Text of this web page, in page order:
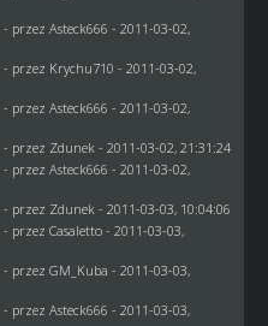
- przez Asteck666 - 2011-03-02,
- przez Krychu710 - 2011-03-02,
- przez Asteck666 - 2011-03-02,
- przez Zdunek - 2011-03-02, 21:31:24
- przez Asteck666 - 2011-03-02,
- przez Zdunek - 2011-03-03, 10:04:06
- przez Casaletto- 2011-03-03,
- przez GM_Kuba - 2011-03-03,
- przez Asteck666 - 2011-03-03,